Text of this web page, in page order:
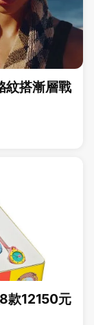
紋搭漸層戰
款12150元